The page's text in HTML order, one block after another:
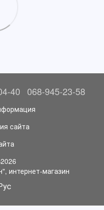
40 068-945-23-58
сайта
интернет-магазин